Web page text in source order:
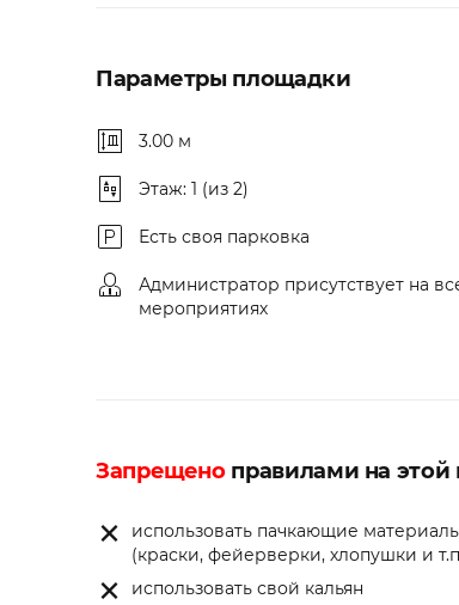
Параметры площадки
3.00 м
Этаж: 1 (из 2)
Есть своя парковка
Администратор присутствует на
мероприятиях
Запрещеноправилами на этой
использовать пачкающие
(краски, фейерверки, хлопушки и
использовать свой кальян